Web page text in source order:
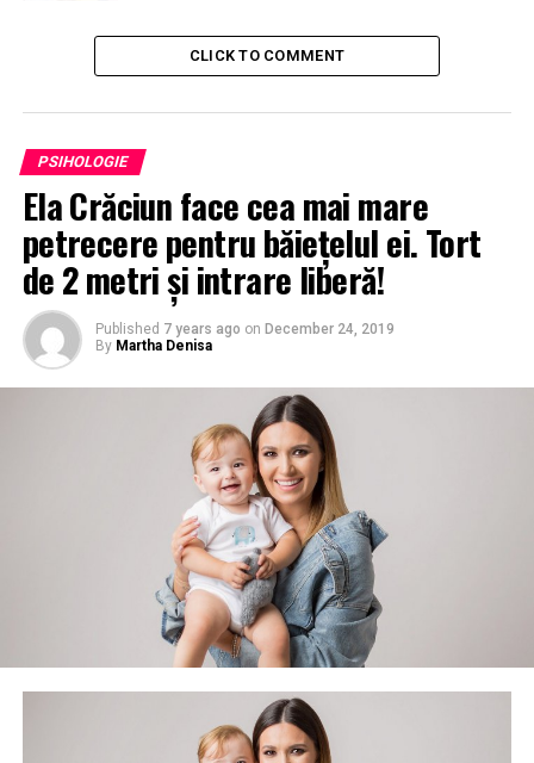
CLICK TO COMMENT
PSIHOLOGIE
Ela Crăciun face cea mai mare
petrecere pentru băiețelul ei. Tort
de 2 metri și intrare liberă!
Published 7 years ago on December 24, 2019
By Martha Denisa